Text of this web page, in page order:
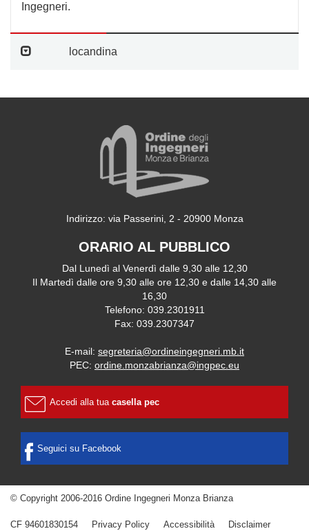
Ingegneri.
locandina
Indirizzo: via Passerini, 2 - 20900 Monza
ORARIO AL PUBBLICO
Dal Lunedì al Venerdì dalle 9,30 alle 12,30
Il Martedì dalle ore 9,30 alle ore 12,30 e dalle 14,30 alle
16,30
Telefono: 039.2301911
Fax: 039.2307347
E-mail: segreteria@ordineingegneri.mb.it
PEC: ordine.monzabrianza@ingpec.eu
Accedi alla tua casella pec
Seguici su Facebook
© Copyright 2006-2016 Ordine Ingegneri Monza Brianza
CF 94601830154 Privacy Policy Accessibilità Disclaimer